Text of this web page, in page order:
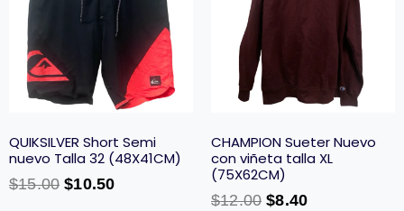
QUIKSILVER Short Semi
nuevo Talla 32 (48X41CM)
$15.00 $10.50
CHAMPION Sueter Nuevo
con viñeta talla XL
(75X62CM)
$12.00 $8.40